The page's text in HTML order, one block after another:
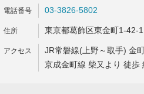
03-3826-5802
東京都葛飾区東金町1-42-
JR常磐線(上野～取手) 金
京成金町線 柴又より 徒歩